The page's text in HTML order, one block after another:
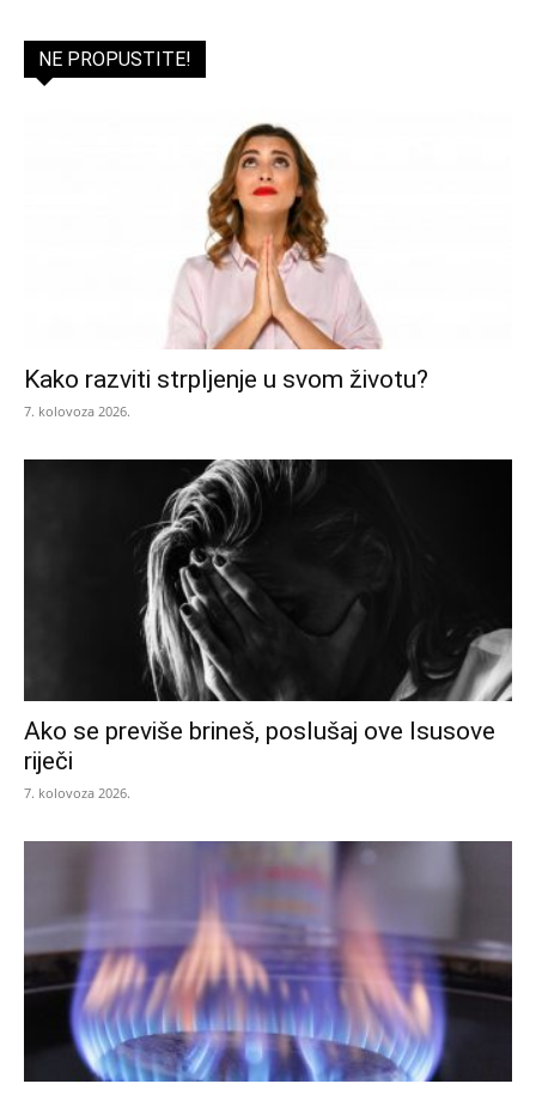
NE PROPUSTITE!
Kako razviti strpljenje u svom životu?
7. kolovoza 2026.
Ako se previše brineš, poslušaj ove Isusove
riječi
7. kolovoza 2026.